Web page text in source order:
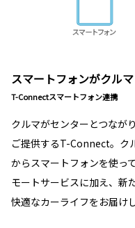
スマートフォンがクル
T-Connectスマートフォン連携
クルマがセンターとつなが
ご提供するT-Connect。ク
からスマートフォンを使っ
モートサービスに加え、新
快適なカーライフをお届けし